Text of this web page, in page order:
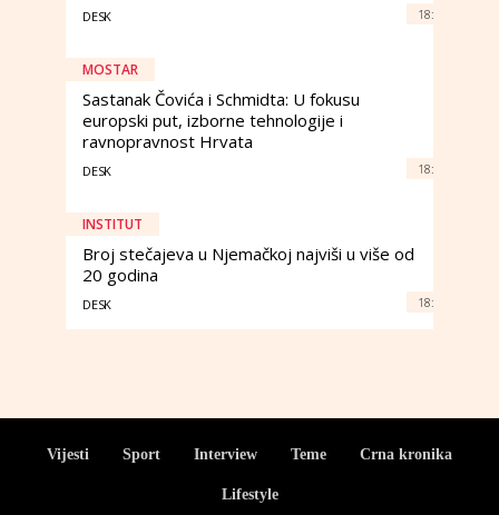
DESK 18:
MOSTAR
Sastanak Čovića i Schmidta: U fokusu
europski put, izborne tehnologije i
ravnopravnost Hrvata
DESK 18:
INSTITUT
Broj stečajeva u Njemačkoj najviši u više od
20 godina
DESK 18:
Vijesti Sport Interview Teme Crna kronika
Lifestyle